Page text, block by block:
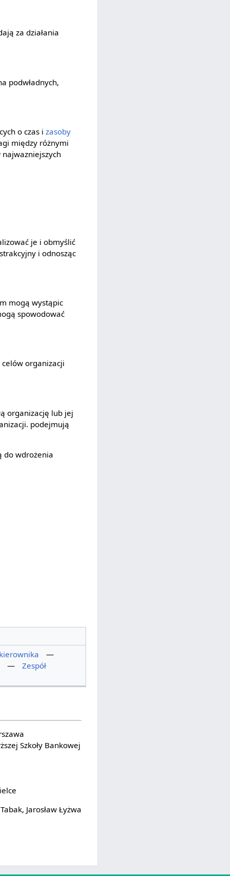
za działania
podwładnych,
o czas izasoby
między różnymi
je i obmyślić
i odnosząc
mogą wystąpic
spowodować
organizacji
organizację lub jej
podejmują
do wdrożenia
—
—
Zespół
Szkoły Bankowej
Jarosław Łyżwa